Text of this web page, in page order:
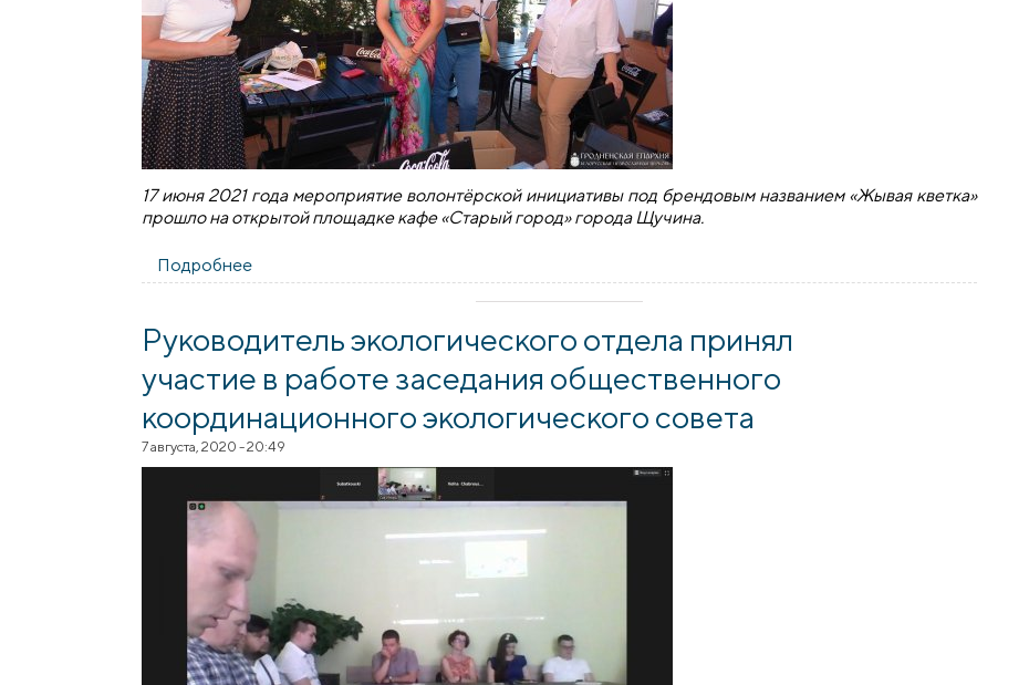
17 июня 2021 года мероприятие волонтёрской инициативы под брендовым названием «Жывая кветка»
прошло на открытой площадке кафе «Старый город» города Щучина.
Подробнее
Руководитель экологического отдела принял
участие в работе заседания общественного
координационного экологического совета
7 августа, 2020 - 20:49